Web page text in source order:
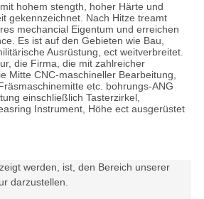
hohem stength, hoher Härte und
gekennzeichnet. Nach Hitze treamt
mechancial Eigentum und erreichen
Es ist auf den Gebieten wie Bau,
Ausrüstung, ect weitverbreitet.
die Firma, die mit zahlreicher
Mitte CNC-maschineller Bearbeitung,
etc. bohrungs-ANG
einschließlich Tasterzirkel,
Instrument, Höhe ect ausgerüstet
werden, ist, den Bereich unserer
darzustellen.